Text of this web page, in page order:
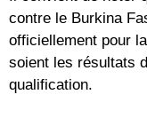
contre le Burkina
officiellement pour
soient les résultats
qualification.